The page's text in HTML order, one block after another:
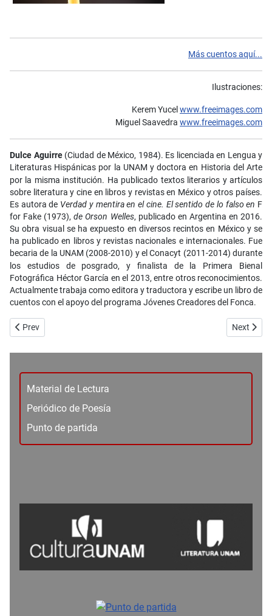
Material de Lectura
Periódico de Poesía
Punto de partida
Más cuentos aquí...
Ilustraciones:
Kerem Yucel www.freeimages.com
Miguel Saavedra www.freeimages.com
Dulce Aguirre (Ciudad de México, 1984). Es licenciada en Lengua y
Literaturas Hispánicas por la UNAM y doctora en Historia del Arte
por la misma institución. Ha publicado textos literarios y artículos
sobre literatura y cine en libros y revistas en México y otros países.
Es autora de Verdad y mentira en el cine. El sentido de lo falso en F
for Fake (1973),de Orson Welles, publicado en Argentina en 2016.
Su obra visual se ha expuesto en diversos recintos en México y se
ha publicado en libros y revistas nacionales e internacionales. Fue
becaria de la UNAM (2008-2010) y el Conacyt (2011-2014) durante
los estudios de posgrado, y finalista de la Primera Bienal
Fotográfica Héctor García en el 2013, entre otros reconocimientos.
Actualmente trabaja como editora y traductora y escribe un libro de
cuentos con el apoyo del programa Jóvenes Creadores del Fonca.
Previous article: No. 69 - Crónica - Félix y Noé, dos libreros en el
Prev Next
Next